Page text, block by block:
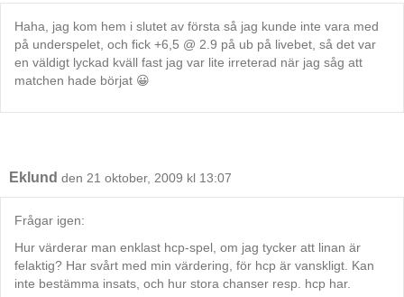
Haha, jag kom hem i slutet av första så jag kunde inte vara med
på underspelet, och fick +6,5 @ 2.9 på ub på livebet, så det var
en väldigt lyckad kväll fast jag var lite irreterad när jag såg att
matchen hade börjat 😀
Eklund den 21 oktober, 2009 kl 13:07
Frågar igen:
Hur värderar man enklast hcp-spel, om jag tycker att linan är
felaktig? Har svårt med min värdering, för hcp är vanskligt. Kan
inte bestämma insats, och hur stora chanser resp. hcp har.